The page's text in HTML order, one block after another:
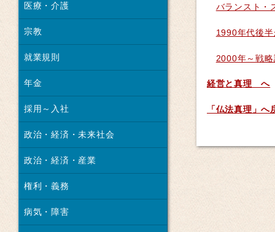
バランスト・
1990年代後
2000年～戦
経営と真理 へ
「仏法真理」へ
医療・介護
宗教
就業規則
年金
採用～入社
政治・経済・未来社会
政治・経済・産業
権利・義務
病気・障害